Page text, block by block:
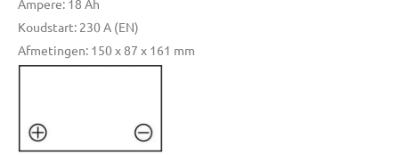
Ampere: 18 Ah
Koudstart: 230 A (EN)
Afmetingen: 150 x 87 x 161 mm